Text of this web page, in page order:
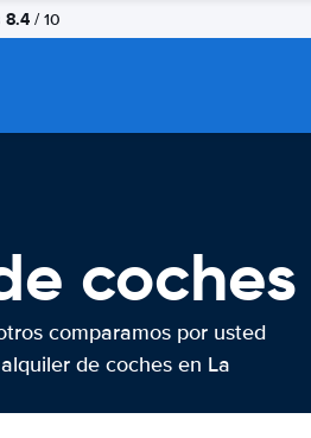
8.4 / 10
comparamos por usted
de coches en La